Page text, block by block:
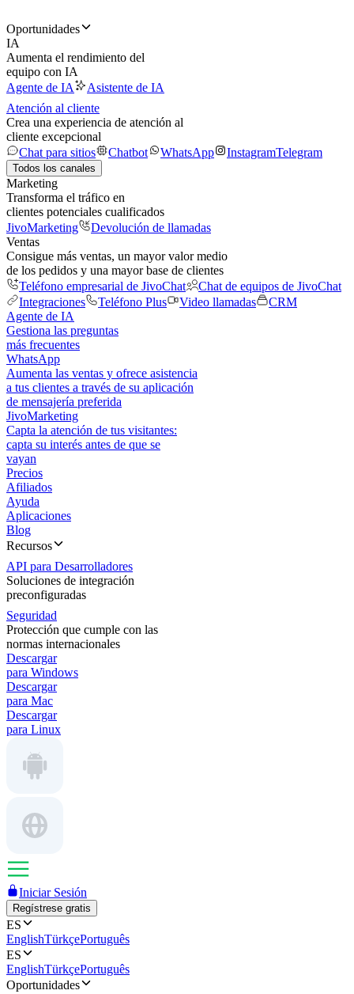
Oportunidades
IA
Aumenta el rendimiento del
equipo con IA
Agente de IA
Asistente de IA
Atención al cliente
Crea una experiencia de atención al
cliente excepcional
Chat para sitios
Chatbot WhatsApp InstagramTelegram
Todos los canales
Marketing
Transforma el tráfico en
clientes potenciales cualificados
JivoMarketing
Devolución de llamadas
Ventas
Consigue más ventas, un mayor valor medio
de los pedidos y una mayor base de clientes
Teléfono empresarial de JivoChat
Chat de equipos de JivoChat
Integraciones
Teléfono Plus Video llamadas
CRM
Agente de IA
Gestiona las preguntas
más frecuentes
WhatsApp
Aumenta las ventas y ofrece asistencia
a tus clientes a través de su aplicación
de mensajería preferida
JivoMarketing
Capta la atención de tus visitantes:
capta su interés antes de que se
vayan
Precios
Afiliados
Ayuda
Aplicaciones
Blog
Recursos
API para Desarrolladores
Soluciones de integración
preconfiguradas
Seguridad
Protección que cumple con las
normas internacionales
Descargar
para Windows
Descargar
para Mac
Descargar
para Linux
Iniciar Sesión
Regístrese gratis
ES
EnglishTürkçePortuguês
ES
EnglishTürkçePortuguês
Oportunidades